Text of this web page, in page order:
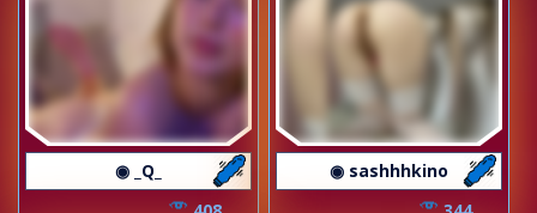
◉ _Q_
◉ sashhhkino